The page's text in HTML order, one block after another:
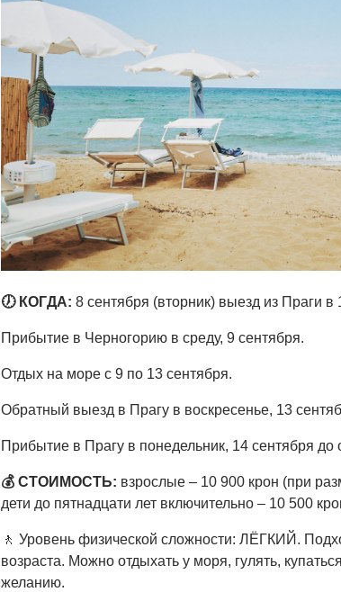
🕖 КОГДА: 8 сентября (вторник) выезд из Праги в
Прибытие в Черногорию в среду, 9 сентября.
Отдых на море с 9 по 13 сентября.
Обратный выезд в Прагу в воскресенье, 13
Прибытие в Прагу в понедельник, 14 сентября до
💰 СТОИМОСТЬ: взрослые – 10 900 крон (при
дети до пятнадцати лет включительно – 10 500
🚶 Уровень физической сложности: ЛЁГКИЙ.
возраста. Можно отдыхать у моря, гулять,
желанию.